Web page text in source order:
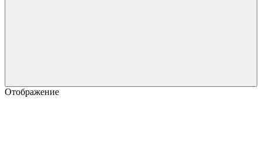
Отображение